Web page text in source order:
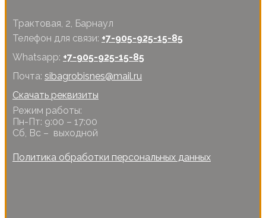
Трактовая, 2, Барнаул
Телефон для связи: +7-905-925-15-85
Whatsapp: +7-905-925-15-85
Почта: sibagrobisnes@mail.ru
Скачать реквизиты
Режим работы:
Пн-Пт: 9:00 – 17:00
Сб, Вс – выходной
Политика обработки персональных данных